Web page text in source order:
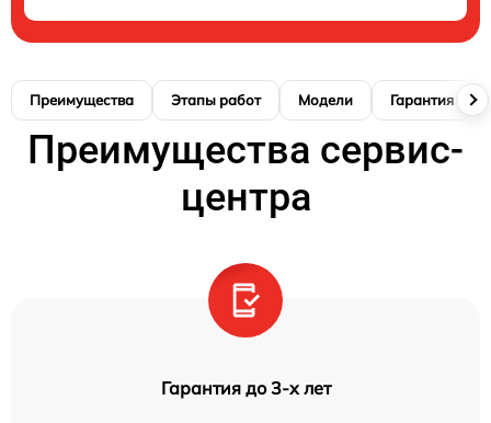
Преимущества Этапы работ Модели Гарантия
Преимущества сервис-
центра
Гарантия до 3-х лет